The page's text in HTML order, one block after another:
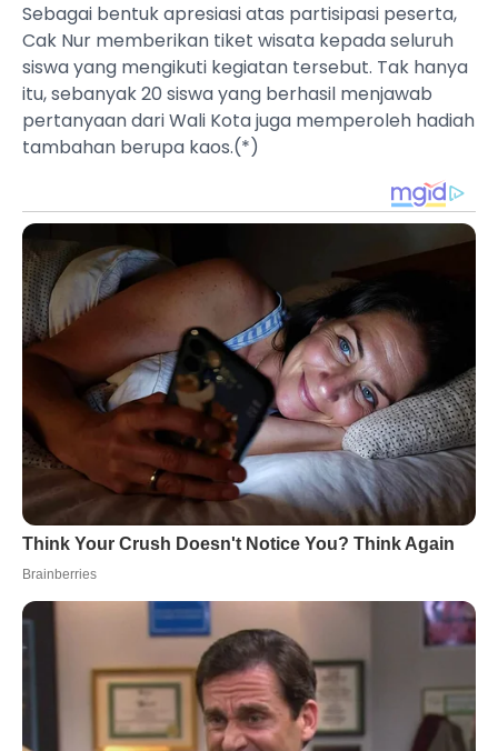
Sebagai bentuk apresiasi atas partisipasi peserta,
Cak Nur memberikan tiket wisata kepada seluruh
siswa yang mengikuti kegiatan tersebut. Tak hanya
itu, sebanyak 20 siswa yang berhasil menjawab
pertanyaan dari Wali Kota juga memperoleh hadiah
tambahan berupa kaos.(*)